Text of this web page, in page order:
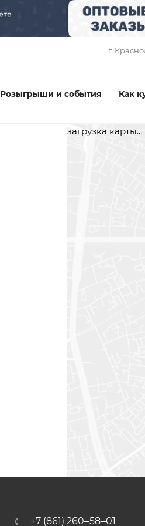
г.
Розыгрыши и события Как
загрузка карты...
+7 (861) 260‒58‒01